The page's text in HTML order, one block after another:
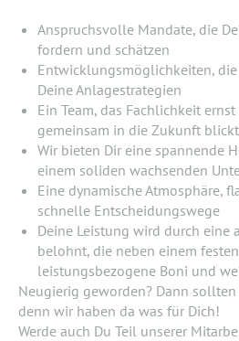
Anspruchsvolle Mandate, die
fordern und schätzen
Entwicklungsmöglichkeiten,
Deine Anlagestrategien
Ein Team, das Fachlichkeit
gemeinsam in die Zukunft blickt
Wir bieten Dir eine spannende
einem soliden wachsenden
Eine dynamische Atmosphäre,
schnelle Entscheidungswege
Deine Leistung wird durch eine
belohnt, die neben einem
leistungsbezogene Boni und
Neugierig geworden? Dann
denn wir haben da was für Dich!
Werde auch Du Teil unserer